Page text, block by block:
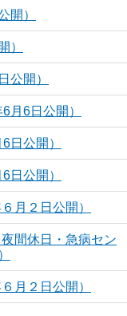
開）
）
公開）
月6日公開）
日公開）
日公開）
月２日公開）
間休日・急病セン
月２日公開）